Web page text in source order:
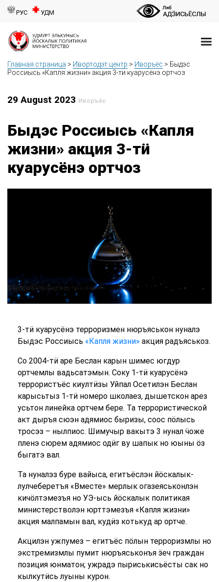
РУС УДМ
Главная страница > Ивортодэт центр > Иворъёс > Быдэс
Россиысь «Капля жизни» акция 3-тӥ куарусёнэ ортчоз
29 August 2023 Иворъёс
Быдэс Россиысь «Капля
жизни» акция 3-тӥ
куарусёнэ ортчоз
3-тӥ куарусёнэ терроризмен нюръяськон нуналэ
Быдэс Россиысь «Капля жизни» акция радъяськоз.
Со 2004-тӥ аре Беслан карын шимес югдур
ортчемлы вадьсатэмын. Соку 1-тӥ куарусёнэ
террористъёс киултӥзы Уйпал Осетилэн Беслан
карысьтыз 1-тӥ номеро школаез, дышетскон арез
усьтон линейка ортчем бере. Та террористической
акт дыръя сюэн адямиос быризы, соос пӧлысь
тросэз – нылпиос. Шимучыр вакытэ 3 нунал ӵоже
пленэ сюрем адямиос одӥг ву шапык но юыны ӧз
быгатэ вал.
Та нуналэз буре вайыса, егитъёслэн йӧскалык-
лулчеберетъя «Вместе» мерлык огазеяськонлэн
кичӧлтэмезъя но УЭ-ысь йӧскалык политикая
министерстволэн юрттэмезъя «Капля жизни»
акция малпамын вал, кудӥз котькуд ар ортче.
Акцилэн ужпумез – егитъёс пӧлын терроризмлы но
экстремизмлы пумит нюръяськонъя ӟеч граждан
позиция юнматон; ужрадэ пыриськисьёсты сак но
кылкутӥсь луыны курон.